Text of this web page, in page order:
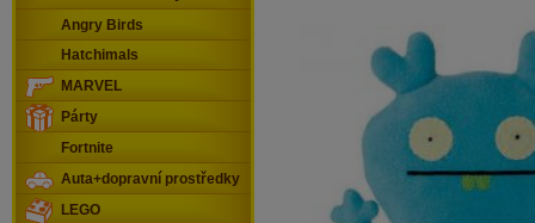
Angry Birds
Hatchimals
MARVEL
Párty
Fortnite
Auta+dopravní prostředky
LEGO